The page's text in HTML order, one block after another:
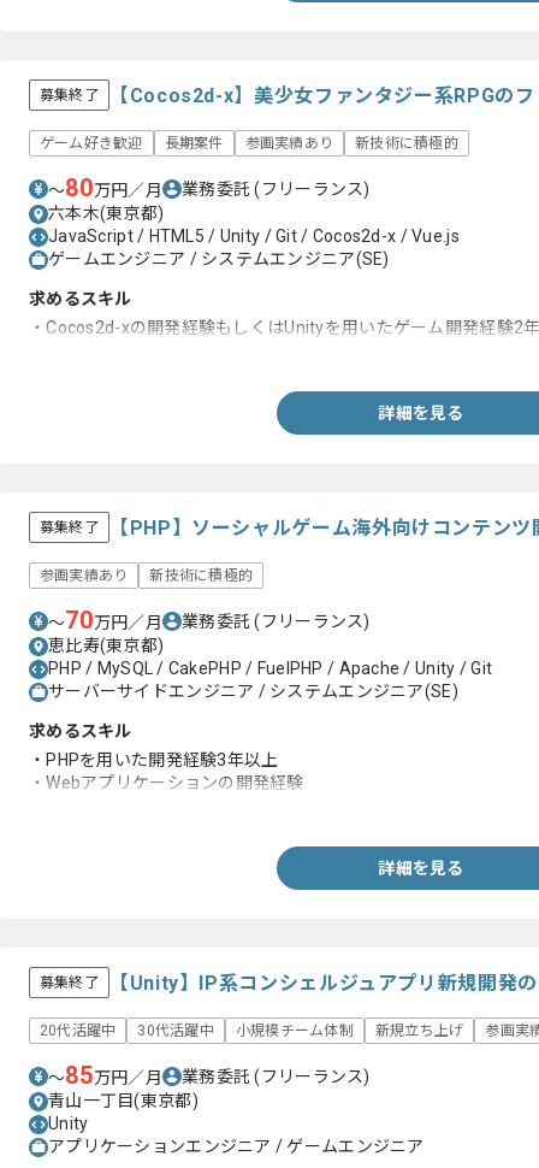
募集終了 【Cocos2d-x】美少女ファンタジー系RPGの
ゲーム好き歓迎 長期案件 参画実績あり 新技術に積極的
〜80万円／月 業務委託(フリーランス)
六本木(東京都)
JavaScript / HTML5 / Unity / Git / Cocos2d-x / Vue.js
ゲームエンジニア / システムエンジニア(SE)
求めるスキル
・Cocos2d-xの開発経験もしくはUnityを用いたゲーム開発経験2
詳細を見る
募集終了 【PHP】ソーシャルゲーム海外向けコンテン
参画実績あり 新技術に積極的
〜70万円／月 業務委託(フリーランス)
恵比寿(東京都)
PHP / MySQL / CakePHP / FuelPHP / Apache / Unity / Git
サーバーサイドエンジニア / システムエンジニア(SE)
求めるスキル
・PHPを用いた開発経験3年以上
・Webアプリケーションの開発経験
詳細を見る
募集終了 【Unity】IP系コンシェルジュアプリ新規開発
20代活躍中 30代活躍中 小規模チーム体制 新規立ち上げ 参画実
〜85万円／月 業務委託(フリーランス)
青山一丁目(東京都)
Unity
アプリケーションエンジニア / ゲームエンジニア